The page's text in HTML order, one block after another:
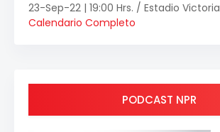
23-Sep-22 | 19:00 Hrs. / Estadio Victoria
Calendario Completo
PODCAST NPR